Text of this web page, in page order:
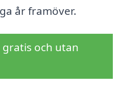
år framöver.
gratis och utan